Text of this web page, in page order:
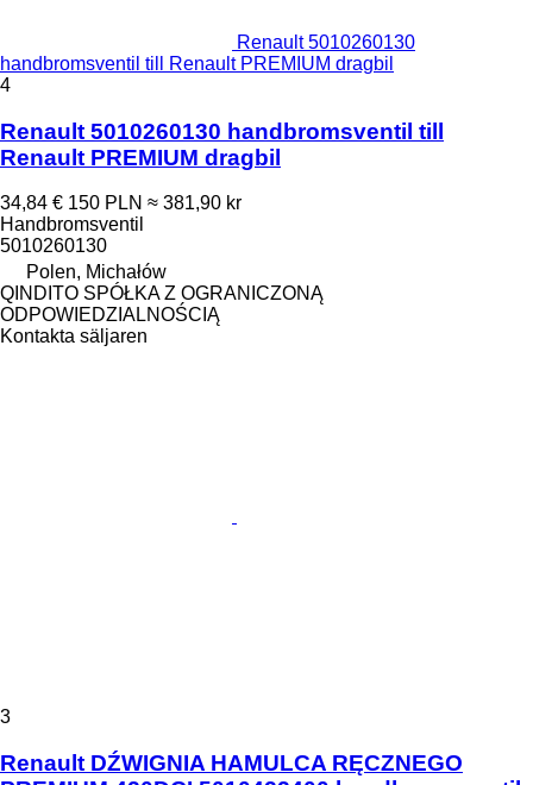
Renault 5010260130
handbromsventil till Renault PREMIUM dragbil
4
Renault 5010260130 handbromsventil till
Renault PREMIUM dragbil
34,84 € 150 PLN ≈ 381,90 kr
Handbromsventil
5010260130
Polen, Michałów
QINDITO SPÓŁKA Z OGRANICZONĄ
ODPOWIEDZIALNOŚCIĄ
Kontakta säljaren
3
Renault DŹWIGNIA HAMULCA RĘCZNEGO